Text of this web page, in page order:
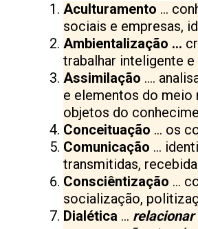
Aculturamento …
sociais e empresas,
Ambientalização …
trabalhar inteligente
Assimilação ….
e elementos do meio
objetos do
Conceituação … os
Comunicação …
transmitidas,
Consciêntização …
socialização,
Dialética … relacionar